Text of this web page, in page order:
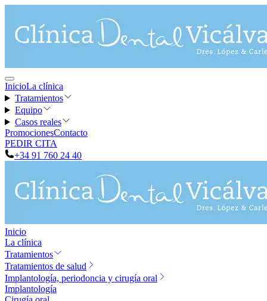
InicioLa clínica
Tratamientos
Equipo
Casos reales
PromocionesContacto
PEDIR CITA
+34 91 760 24 40
Inicio
La clínica
Tratamientos
Tratamientos de salud
Implantología, periodoncia y cirugía oral
Implantología